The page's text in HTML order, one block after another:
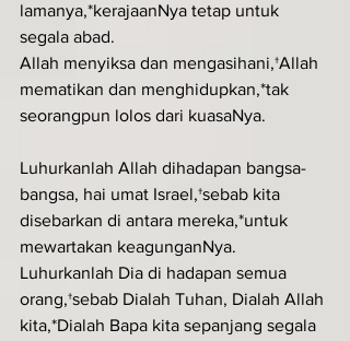
lamanya,*kerajaanNya tetap untuk
segala abad.
Allah menyiksa dan mengasihani,†Allah
mematikan dan menghidupkan,*tak
seorangpun lolos dari kuasaNya.
Luhurkanlah Allah dihadapan bangsa-
bangsa, hai umat Israel,†sebab kita
disebarkan di antara mereka,*untuk
mewartakan keagunganNya.
Luhurkanlah Dia di hadapan semua
orang,†sebab Dialah Tuhan, Dialah Allah
kita,*Dialah Bapa kita sepanjang segala